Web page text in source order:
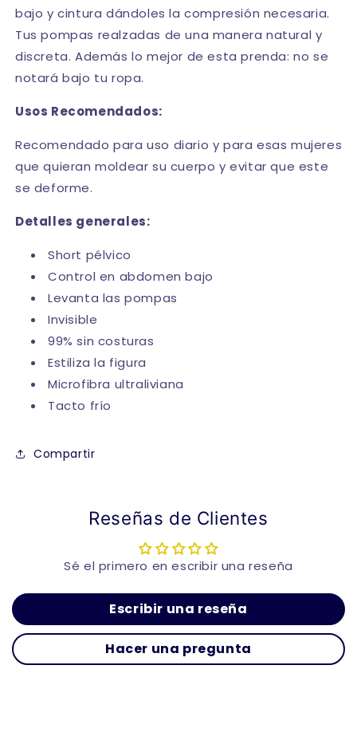
bajo y cintura dándoles la compresión necesaria.
Tus pompas realzadas de una manera natural y
discreta. Además lo mejor de esta prenda: no se
notará bajo tu ropa.
Usos Recomendados:
Recomendado para uso diario y para esas mujeres
que quieran moldear su cuerpo y evitar que este
se deforme.
Detalles generales:
Short pélvico
Control en abdomen bajo
Levanta las pompas
Invisible
99% sin costuras
Estiliza la figura
Microfibra ultraliviana
Tacto frío
Compartir
Reseñas de Clientes
Sé el primero en escribir una reseña
Escribir una reseña
Hacer una pregunta